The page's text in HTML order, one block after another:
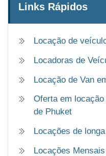
Links Rápidos
Locação de
Locadoras de
Locação de Van
Oferta em
de Phuket
Locações de
Locações